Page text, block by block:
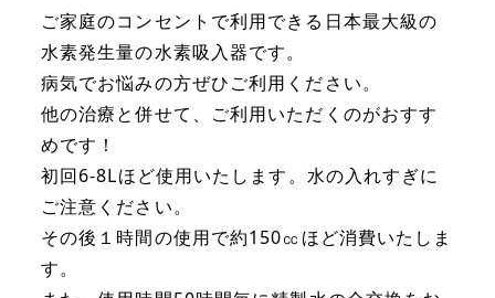
ご家庭のコンセントで利用できる日本最大級の
水素発生量の水素吸入器です。
病気でお悩みの方ぜひご利用ください。
他の治療と併せて、ご利用いただくのがおすす
めです！
初回6-8Lほど使用いたします。水の入れすぎに
ご注意ください。
その後１時間の使用で約150㏄ほど消費いたしま
す。